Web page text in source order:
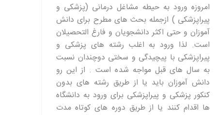
امروزه ورود به حیطه مشاغل درمانی (پزشکی و
پیراپزشکی ) ازجمله بحث های مطرح برای دانش
آموزان و حتی اکثر دانشجویان و فارغ التحصیلان
است. لذا ورود به اغلب رشته های پزشکی و
پیراپزشکی با پیچیدگی و سختی دوچندان نسبت
به سال های قبل مواجه شده است . از این رو
دانش آموزان باید یا از طریق رشته های بدون
کنکور پزشکی و پیراپزشکی برای ورود به دانشگاه
ها اقدام کنند یا از طریق دوره های کوتاه مدت